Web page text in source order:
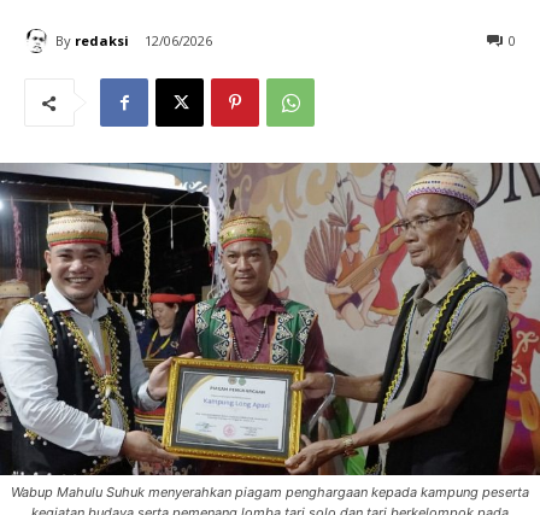
By redaksi 12/06/2026 0
Wabup Mahulu Suhuk menyerahkan piagam penghargaan kepada kampung peserta